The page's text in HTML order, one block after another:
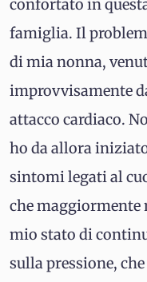
confortato in
famiglia. Il
di mia nonna,
improvvisamente
attacco cardiaco.
ho da allora
sintomi legati al
che maggiormente
mio stato di
sulla pressione,